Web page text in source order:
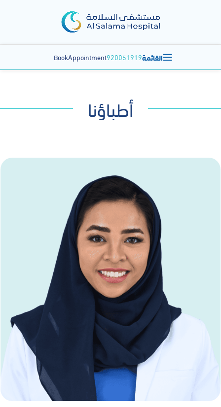
القائمة920051919
BookAppointment
أطباؤنا